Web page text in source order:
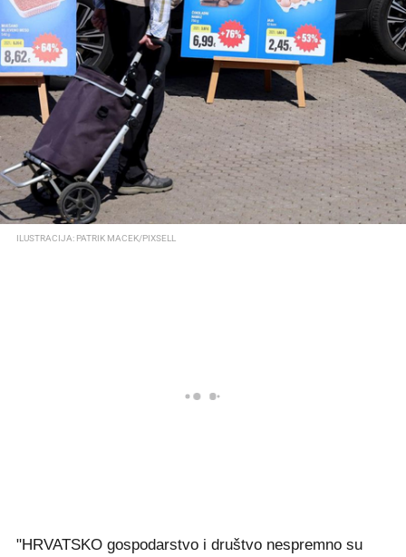
ILUSTRACIJA: PATRIK MACEK/PIXSELL
"HRVATSKO gospodarstvo i društvo nespremno su